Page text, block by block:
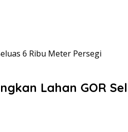
6 Ribu Meter Persegi
Lahan GOR